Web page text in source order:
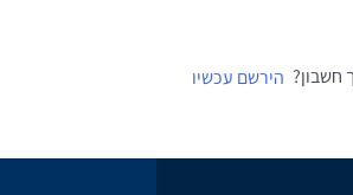
חשבון? הירשם עכשיו